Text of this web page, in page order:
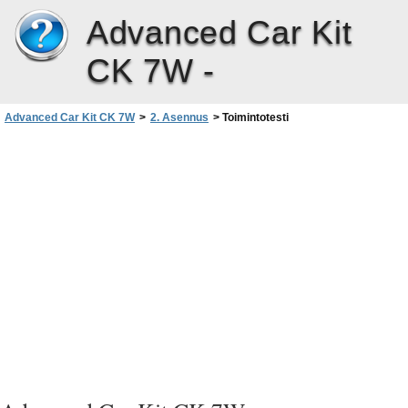
Advanced Car Kit
CK 7W -
Advanced Car Kit CK 7W > 2. Asennus > Toimintotesti